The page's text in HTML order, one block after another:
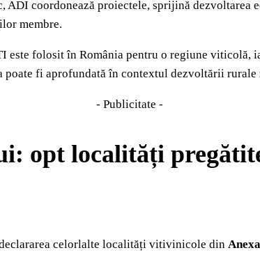
coordonează proiectele, sprijină dezvoltarea
membre.
este folosit în România pentru o regiune viticolă,
poate fi aprofundată în contextuldezvoltării rurale
- Publicitate -
opt localități
celorlalte localități vitivinicole din